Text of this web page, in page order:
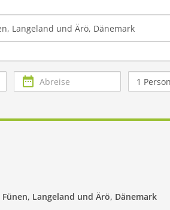
Abreise
Anzahl
Personen
Fünen, Langeland und Ärö, Dänemark